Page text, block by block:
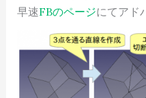
早速FBのページにてアド